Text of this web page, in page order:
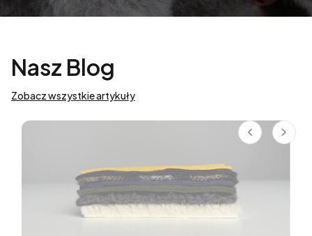
Nasz Blog
Zobacz wszystkie artykuły